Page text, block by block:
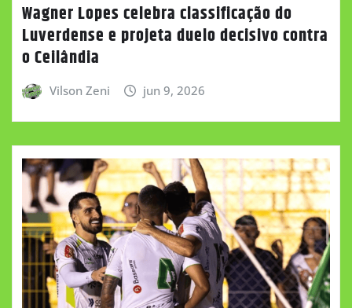
Wagner Lopes celebra classificação do
Luverdense e projeta duelo decisivo contra
o Ceilândia
Vilson Zeni jun 9, 2026